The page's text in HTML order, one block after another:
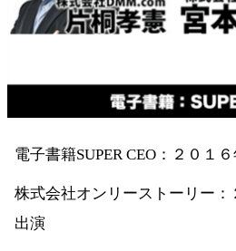
電子書籍SUPER CEO：２０１
株式会社オンリーストーリー：
出演